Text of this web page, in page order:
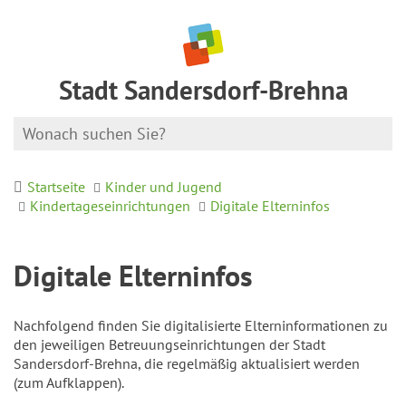
Stadt Sandersdorf-Brehna
Startseite
Kinder und Jugend
Kindertageseinrichtungen
Digitale Elterninfos
Digitale Elterninfos
Nachfolgend finden Sie digitalisierte Elterninformationen zu
den jeweiligen Betreuungseinrichtungen der Stadt
Sandersdorf-Brehna, die regelmäßig aktualisiert werden
(zum Aufklappen).